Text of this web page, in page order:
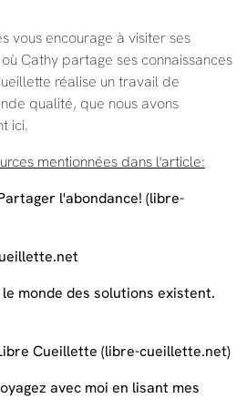
vous encourage à visiter ses
Cathy partage ses connaissances
réalise un travail de
qualité, que nous avons
ici.
mentionnées dans l'article:
l'abondance! (libre-
monde des solutions existent.
Cueillette (libre-cueillette.net)
avec moi en lisant mes